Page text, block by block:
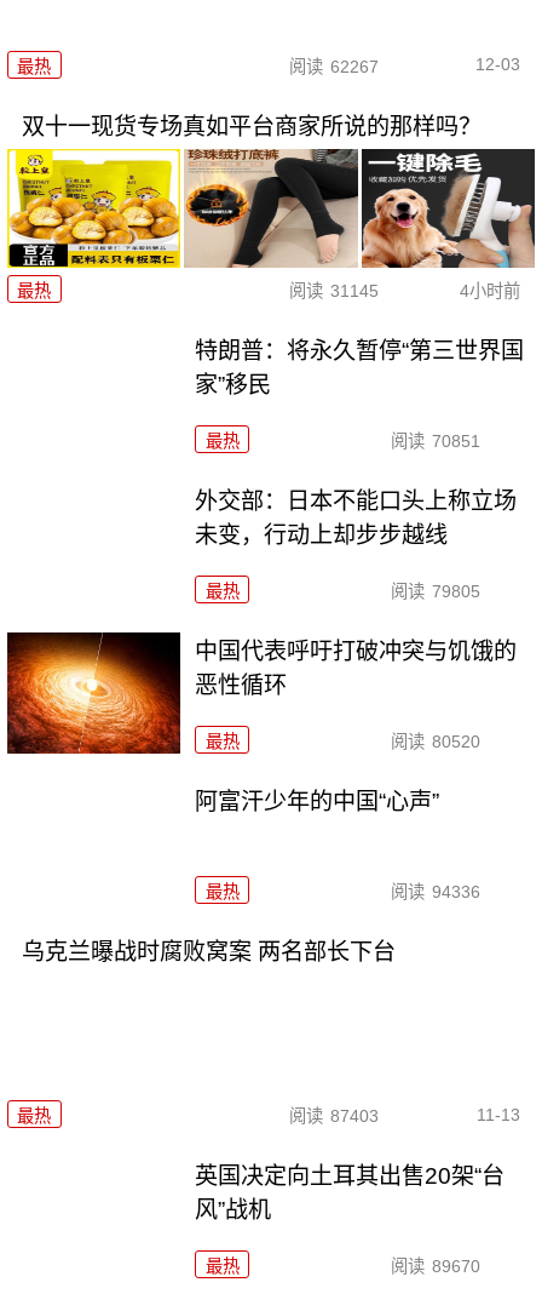
最热 阅读 62267 12-03
双十一现货专场真如平台商家所说的那样吗？
最热 阅读 31145 4小时前
特朗普：将永久暂停“第三世界国
家”移民
最热 阅读 70851
外交部：日本不能口头上称立场
未变，行动上却步步越线
最热 阅读 79805
中国代表呼吁打破冲突与饥饿的
恶性循环
最热 阅读 80520
阿富汗少年的中国“心声”
最热 阅读 94336
乌克兰曝战时腐败窝案 两名部长下台
最热 阅读 87403 11-13
英国决定向土耳其出售20架“台
风”战机
最热 阅读 89670